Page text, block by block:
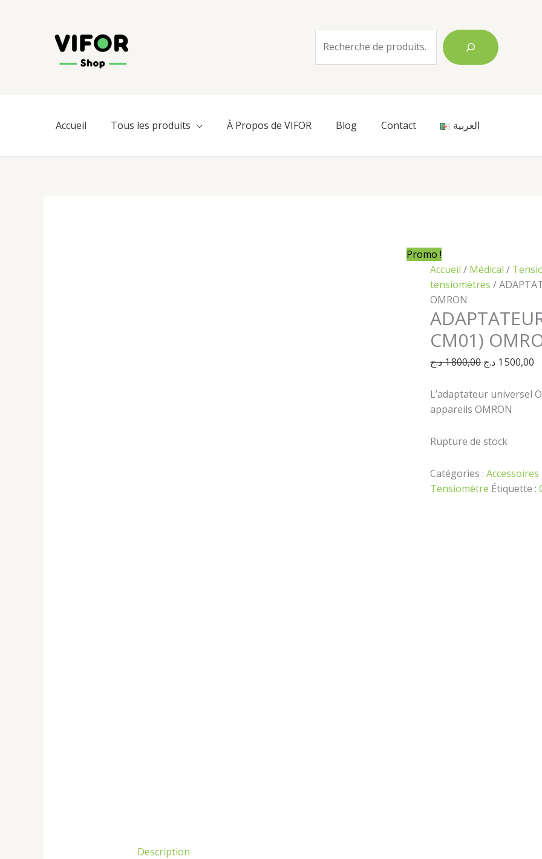
Accueil Tous les produits À Propos de VIFOR Blog Contact العربية
Promo !
Accueil / Médical /
tensiomètres /
OMRON
CM01)
1 800,00د.ج 1 500,00 د.ج
L’adaptateur universel
appareils OMRON
Rupture de stock
Catégories :
Tensiomètre Étiquette :
Description